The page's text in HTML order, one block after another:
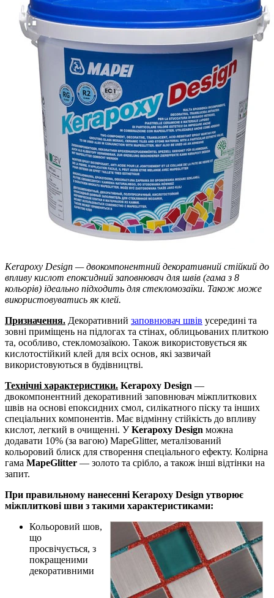
Kerapoxy Design — двокомпонентний декоративний стійкий до
впливу кислот епоксидний заповнювач для швів (гама з 8
кольорів) ідеально підходить для стекломозаїки. Також може
використовуватись як клей.
Призначення. Декоративний заповнювач швів усередині та
зовні приміщень на підлогах та стінах, облицьованих плиткою
та, особливо, стекломозаїкою. Також використовується як
кислотостійкий клей для всіх основ, які зазвичай
використовуються в будівництві.
Технічні характеристики. Kerapoxy Design —
двокомпонентний декоративний заповнювач міжплиткових
швів на основі епоксидних смол, силікатного піску та інших
спеціальних компонентів. Має відмінну стійкість до впливу
кислот, легкий в очищенні. УKerapoxy Design можна
додавати 10% (за вагою) MapeGlitter, металізований
кольоровий блиск для створення спеціального ефекту. Колірна
гама MapeGlitter — золото та срібло, а також інші відтінки на
запит.
При правильному нанесенні Kerapoxy Design утворює
міжплиткові шви з такими характеристиками:
Кольоровий шов,
що
просвічується, з
покращеними
декоративними